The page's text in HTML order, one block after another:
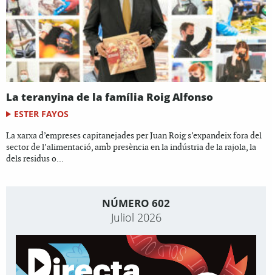
La teranyina de la família Roig Alfonso
ESTER FAYOS
La xarxa d’empreses capitanejades per Juan Roig s’expandeix fora del
sector de l’alimentació, amb presència en la indústria de la rajola, la
dels residus o...
NÚMERO 602
Juliol 2026